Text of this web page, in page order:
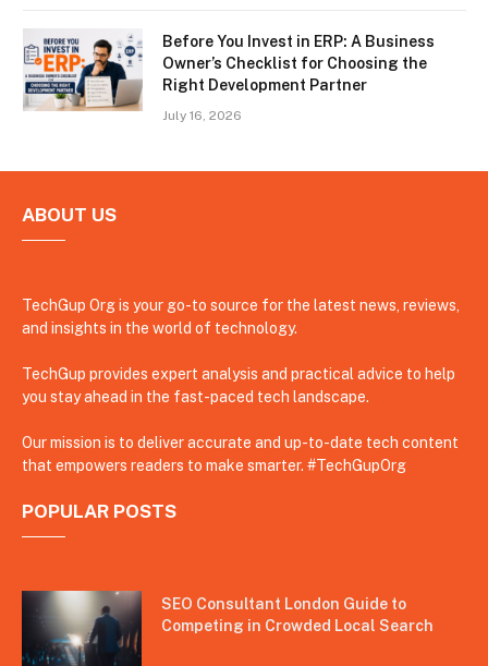
Before You Invest in ERP: A Business
Owner’s Checklist for Choosing the
Right Development Partner
July 16, 2026
ABOUT US
TechGup Org is your go-to source for the latest news, reviews,
and insights in the world of technology.
TechGup provides expert analysis and practical advice to help
you stay ahead in the fast-paced tech landscape.
Our mission is to deliver accurate and up-to-date tech content
that empowers readers to make smarter. #TechGupOrg
POPULAR POSTS
SEO Consultant London Guide to
Competing in Crowded Local Search